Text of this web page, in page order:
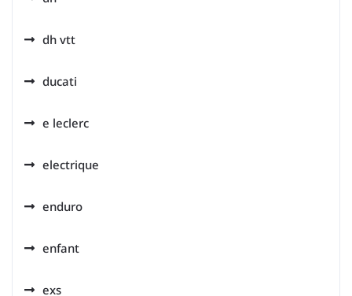
dh vtt
ducati
e leclerc
electrique
enduro
enfant
exs